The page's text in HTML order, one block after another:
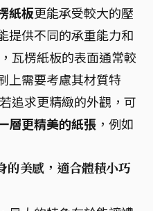
紙板更能承受較大的壓
提供不同的承重能力和
瓦楞紙板的表面通常較
上需要考慮其材質特
追求更精緻的外觀，可
層更精美的紙張 ，例如
的美感，適合體積小巧